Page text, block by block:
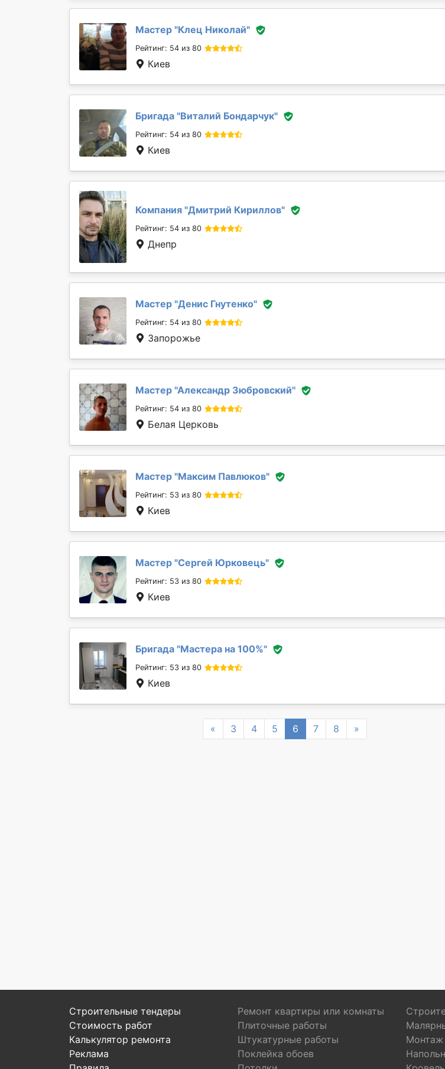
Мастер "Клец Николай"
Рейтинг: 54 из 80
Киев
Бригада "Виталий Бондарчук"
Рейтинг: 54 из 80
Киев
Компания "Дмитрий Кириллов"
Рейтинг: 54 из 80
Днепр
Мастер "Денис Гнутенко"
Рейтинг: 54 из 80
Запорожье
Мастер "Александр Зюбровский"
Рейтинг: 54 из 80
Белая Церковь
Мастер "Максим Павлюков"
Рейтинг: 53 из 80
Киев
Мастер "Сергей Юрковець"
Рейтинг: 53 из 80
Киев
Бригада "Мастера на 100%"
Рейтинг: 53 из 80
Киев
« Previous
3 4 5 6 7 8 »
Строительные тендеры
Стоимость работ
Калькулятор ремонта
Реклама
Ремонт квартиры или комнаты
Плиточные работы
Штукатурные работы
Монтаж
Поклейка обоев